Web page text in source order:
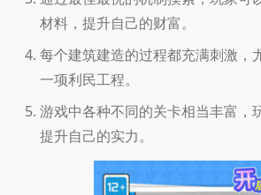
材料，提升自己的财富。
每个建筑建造的过程都充满刺激，
一项利民工程。
游戏中各种不同的关卡相当丰富，
提升自己的实力。